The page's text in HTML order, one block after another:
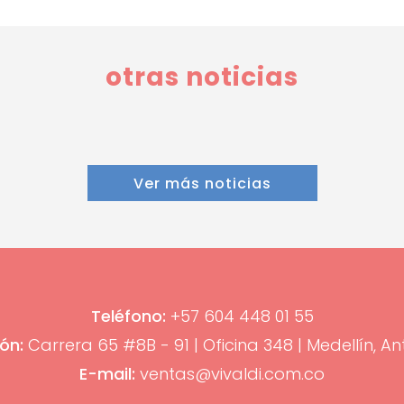
otras noticias
Ver más noticias
Teléfono: +57 604 448 01 55
Carrera 65 #8B - 91 | Oficina 348 | Medellín,
E-mail: ventas@vivaldi.com.co